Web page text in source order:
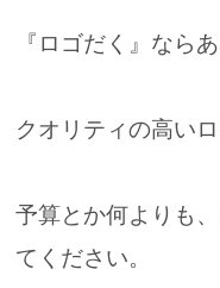
『ロゴだく』なら
クオリティの高い
予算とか何よりも
てください。